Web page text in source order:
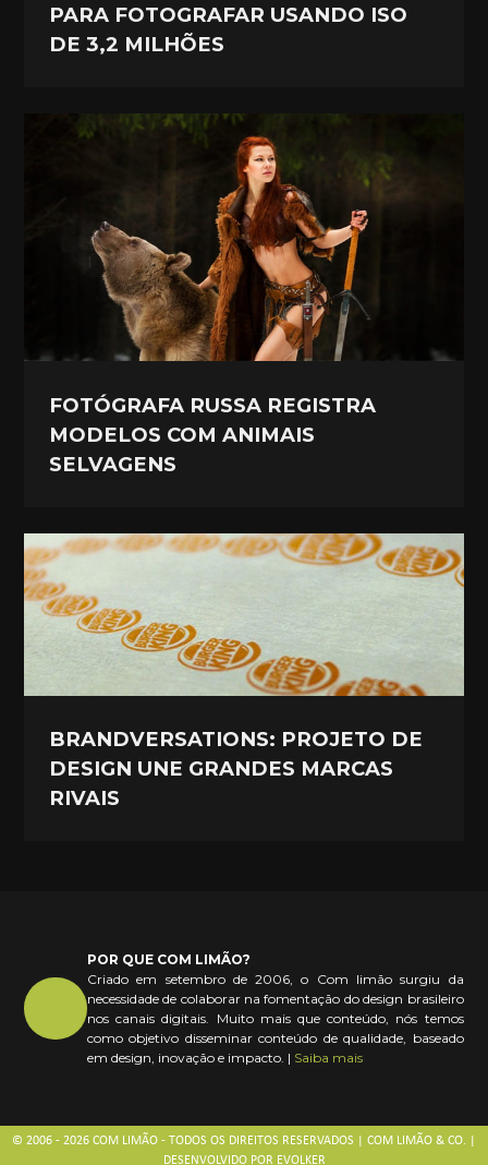
PARA FOTOGRAFAR USANDO ISO
DE 3,2 MILHÕES
FOTÓGRAFA RUSSA REGISTRA
MODELOS COM ANIMAIS
SELVAGENS
BRANDVERSATIONS: PROJETO DE
DESIGN UNE GRANDES MARCAS
RIVAIS
POR QUE COM LIMÃO?
Criado em setembro de 2006, o Com limão surgiu da
necessidade de colaborar na fomentação do design brasileiro
nos canais digitais. Muito mais que conteúdo, nós temos
como objetivo disseminar conteúdo de qualidade, baseado
em design, inovação e impacto. | Saiba mais
© 2006 - 2026 COM LIMÃO - TODOS OS DIREITOS RESERVADOS | COM LIMÃO & CO. |
DESENVOLVIDO POR EVOLKER